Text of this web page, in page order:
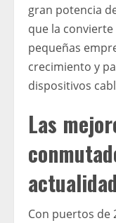
gran potencia
que la
pequeñas
crecimiento y
dispositivos
Las
actualidad
Con puertos de